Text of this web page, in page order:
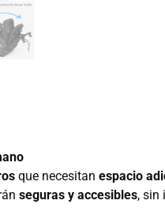
que necesitan espacio
seguras y accesibles, sin